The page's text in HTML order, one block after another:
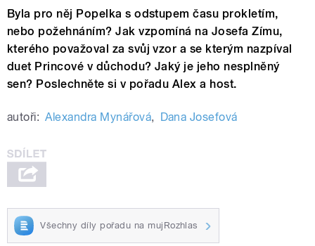
Byla pro něj Popelka s odstupem času prokletím,
nebo požehnáním? Jak vzpomíná na Josefa Zímu,
kterého považoval za svůj vzor a se kterým nazpíval
duet Princové v důchodu? Jaký je jeho nesplněný
sen? Poslechněte si v pořadu Alex a host.
autoři: Alexandra Mynářová, Dana Josefová
Všechny díly pořadu na mujRozhlas